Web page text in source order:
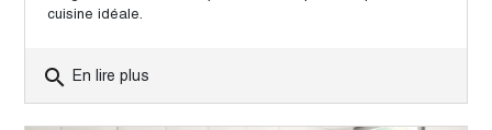
cuisine idéale.
search En lire plus